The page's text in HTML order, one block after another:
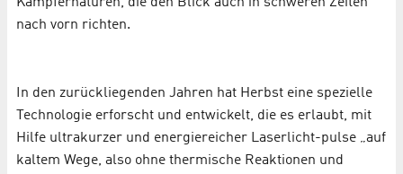
nach vorn richten.
In den zurückliegenden Jahren hat Herbst eine spezielle
Technologie erforscht und entwickelt, die es erlaubt, mit
Hilfe ultrakurzer und energiereicher Laserlicht-pulse „auf
kaltem Wege, also ohne thermische Reaktionen und